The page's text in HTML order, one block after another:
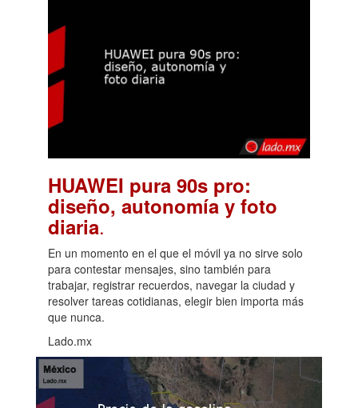
HUAWEI pura 90s pro:
diseño, autonomía y foto
diaria.
En un momento en el que el móvil ya no sirve solo
para contestar mensajes, sino también para
trabajar, registrar recuerdos, navegar la ciudad y
resolver tareas cotidianas, elegir bien importa más
que nunca.
Lado.mx